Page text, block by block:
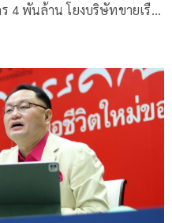
ร 4 พันล้าน โยงบริษัทขายเรือ
ม่ไว้วางใจ “นายกฯ” มากสุด